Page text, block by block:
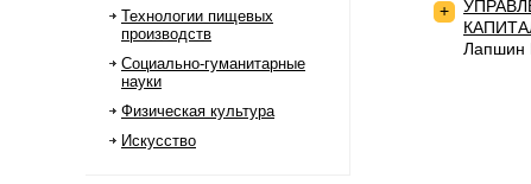
Технологии пищевых
производств
Социально-гуманитарные
науки
Физическая культура
Искусство
+
Лапшин